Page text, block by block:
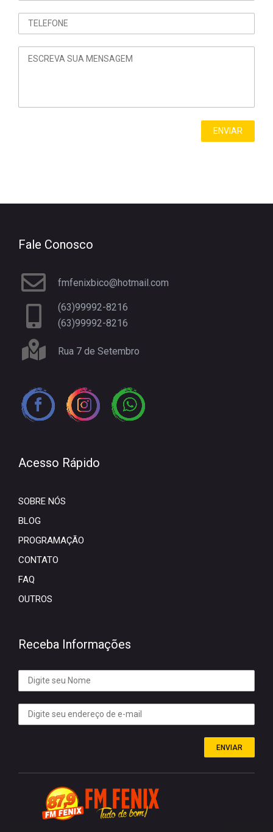
Fale Conosco
fmfenixbico@hotmail.com
(63)99992-8216
(63)99992-8216
Rua 7 de Setembro
Acesso Rápido
SOBRE NÓS
BLOG
PROGRAMAÇÃO
CONTATO
FAQ
OUTROS
Receba Informações
ENVIAR